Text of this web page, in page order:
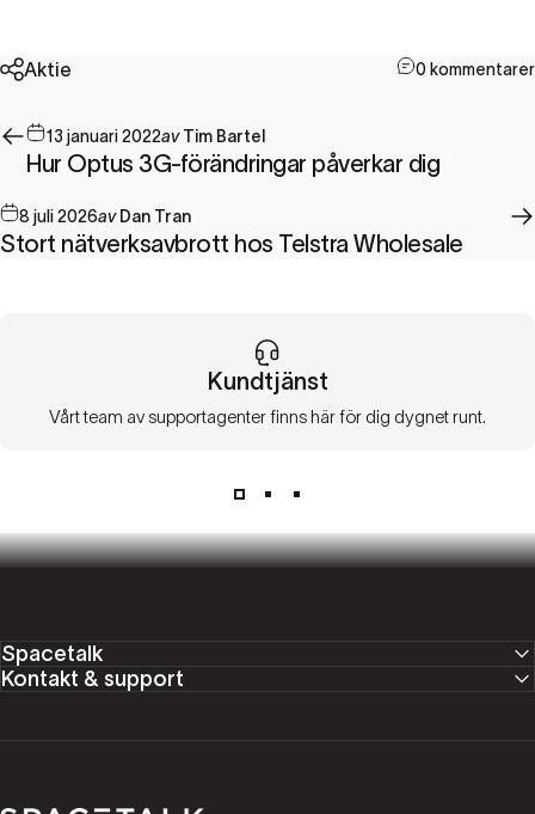
Aktie 0 kommentarer
13 januari 2022avTim Bartel
Hur Optus 3G-förändringar påverkar dig
8 juli 2026avDan Tran
Stort nätverksavbrott hos Telstra Wholesale
Kundtjänst
Vårt team av supportagenter finns här för dig dygnet runt.
Spacetalk
Kontakt & support